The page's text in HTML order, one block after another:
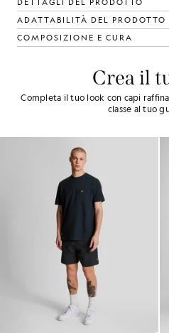
DETTAGLI DEL PRODOTTO
ADATTABILITÀ DEL PRODOTTO
COMPOSIZIONE E CURA
Crea il
Completa il tuo look con capi
classe al tuo